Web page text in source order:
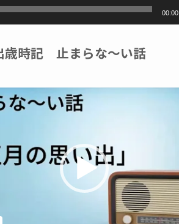
00:00
歳時記 止まらな〜い話